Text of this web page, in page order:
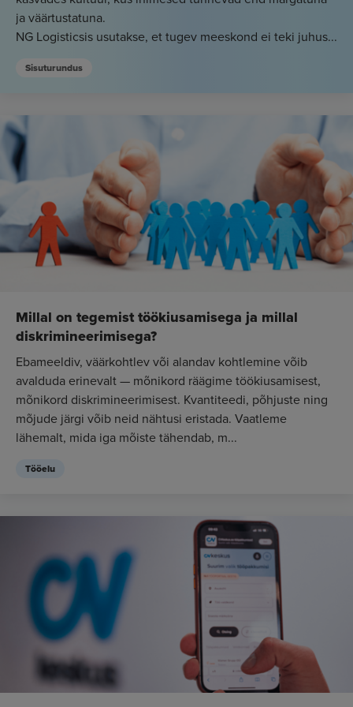
ja väärtustatuna.
NG Logisticsis usutakse, et tugev meeskond ei teki juhus...
Sisuturundus
Millal on tegemist töökiusamisega ja millal
diskrimineerimisega?
Ebameeldiv, väärkohtlev või alandav kohtlemine võib
avalduda erinevalt — mõnikord räägime töökiusamisest,
mõnikord diskrimineerimisest. Kvantiteedi, põhjuste ning
mõjude järgi võib neid nähtusi eristada. Vaatleme
lähemalt, mida iga mõiste tähendab, m...
Tööelu